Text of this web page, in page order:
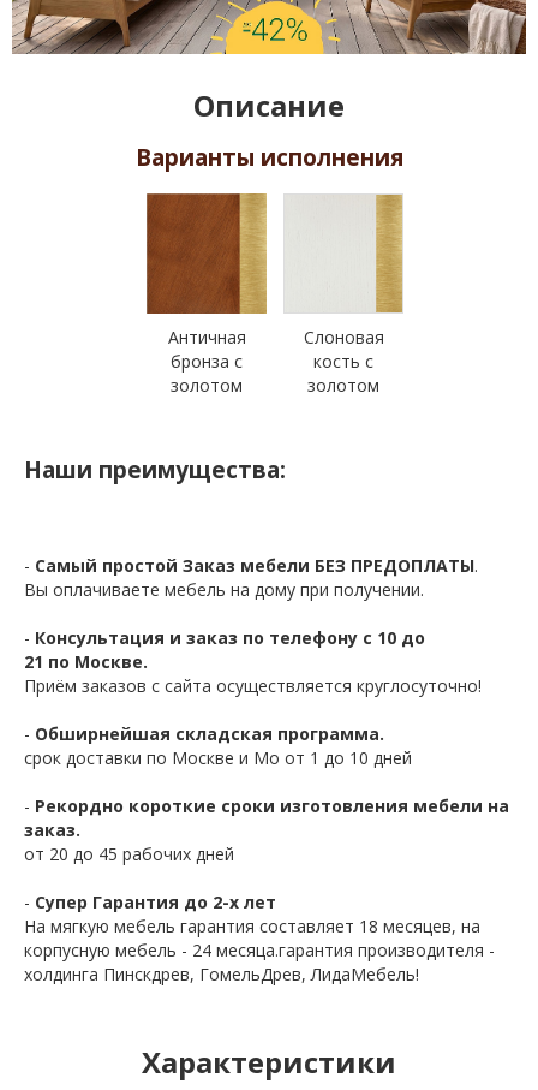
Описание
Варианты исполнения
Античная
бронза с
золотом
Слоновая
кость с
золотом
Наши преимущества:
- Самый простой Заказ мебели БЕЗ ПРЕДОПЛАТЫ.
Вы оплачиваете мебель на дому при получении.
- Консультация и заказ по телефону с 10 до
21 по Москве.
Приём заказов с сайта осуществляется круглосуточно!
- Обширнейшая складская программа.
срок доставки по Москве и Мо от 1 до 10 дней
- Рекордно короткие сроки изготовления мебели на
заказ.
от 20 до 45 рабочих дней
- Супер Гарантия до 2-х лет
На мягкую мебель гарантия составляет 18 месяцев, на
корпусную мебель - 24 месяца.гарантия производителя -
холдинга Пинскдрев, ГомельДрев, ЛидаМебель!
Характеристики